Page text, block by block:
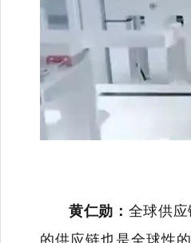
黄仁勋： 全球供
的供应链也是全球性